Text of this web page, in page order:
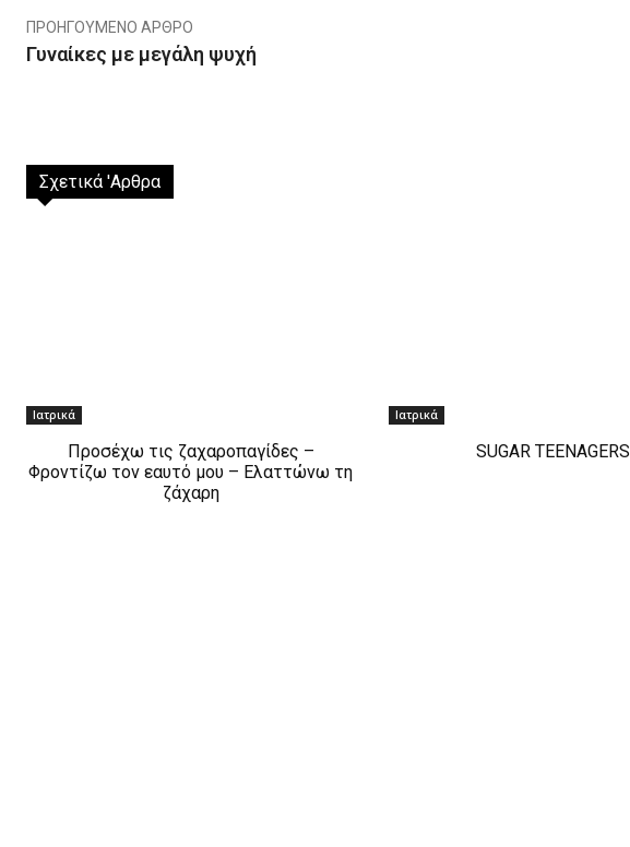
ΠΡΟΗΓΟΎΜΕΝΟ ΆΡΘΡΟ
Γυναίκες με μεγάλη ψυχή
Σχετικά 'Αρθρα
Ιατρικά
Προσέχω τις ζαχαροπαγίδες –
Φροντίζω τον εαυτό μου – Ελαττώνω τη
ζάχαρη
Ιατρικά
SUGAR TEENAGERS